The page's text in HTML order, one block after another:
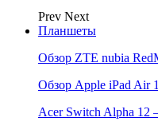
Prev Next
Планшеты
Обзор ZTE nubia
Обзор Apple iPad Air
Acer Switch Alpha 12